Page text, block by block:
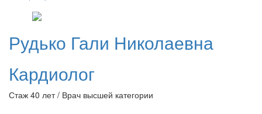
Рудько Гали Николаевна
Кардиолог
Стаж 40 лет / Врач высшей категории